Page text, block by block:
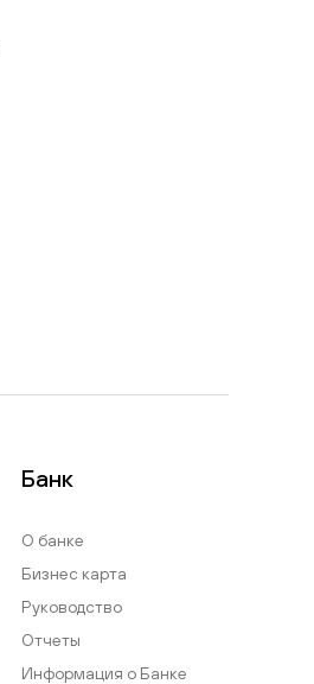
Банк
О банке
Бизнес карта
Руководство
Отчеты
Информация о Банке